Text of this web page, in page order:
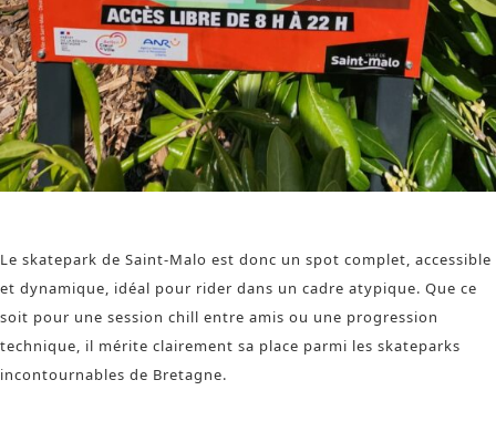
Le skatepark de Saint-Malo est donc un spot complet, accessible
et dynamique, idéal pour rider dans un cadre atypique. Que ce
soit pour une session chill entre amis ou une progression
technique, il mérite clairement sa place parmi les skateparks
incontournables de Bretagne.